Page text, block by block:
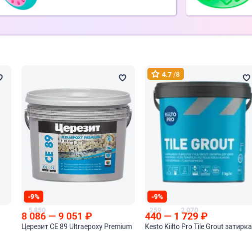
-9%
5 850
8 086 — 9 051 ₽
Церезит CE 89 Ultraepoxy Premium
4.7/8
-9%
259
440 — 2 070
1 729₽
Kesto Kiilto Pro Tile Grout затирка